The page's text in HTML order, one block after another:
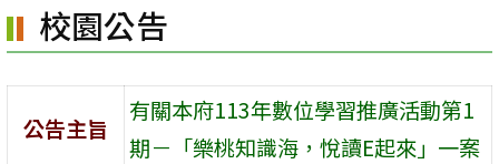
區
校園公告
公告主旨
有關本府113年數位學習推廣活動第1
期－「樂桃知識海，悅讀E起來」一案